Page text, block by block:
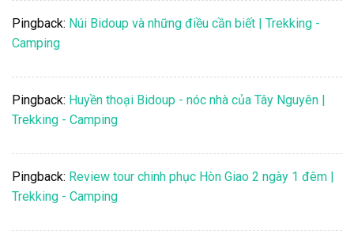
Pingback: Núi Bidoup và những điều cần biết | Trekking -
Camping
Pingback: Huyền thoại Bidoup - nóc nhà của Tây Nguyên |
Trekking - Camping
Pingback: Review tour chinh phục Hòn Giao 2 ngày 1 đêm |
Trekking - Camping